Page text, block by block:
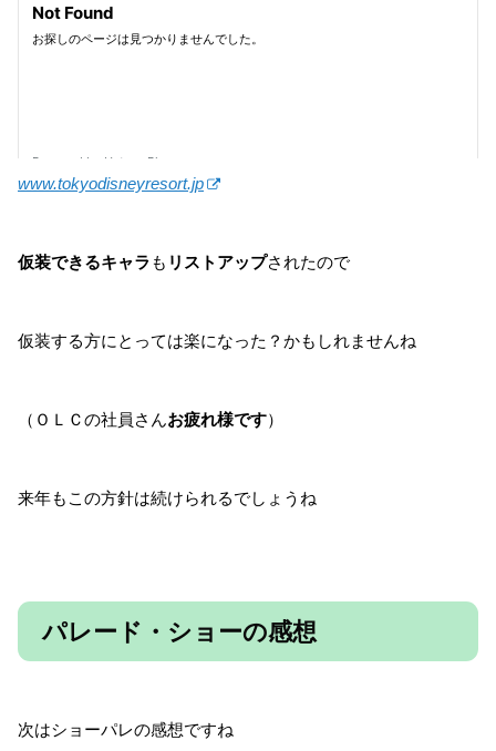
www.tokyodisneyresort.jp
仮装できるキャラも リストアップされたので
仮装する方にとっては楽になった？かもしれませんね
（ＯＬＣの社員さんお疲れ様です）
来年もこの方針は続けられるでしょうね
パレード・ショーの感想
次はショーパレの感想ですね